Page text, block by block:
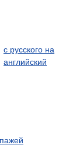
с русского на
английский